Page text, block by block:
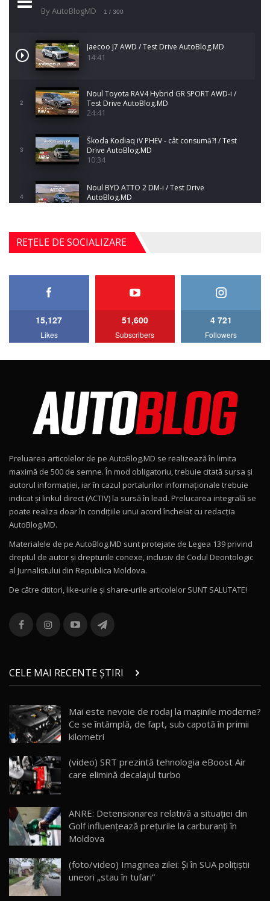
By AutoBlogMD 1 / 300
Jaecoo J7 AWD / Test Drive AutoBlog.MD
14:41
2
Noul Toyota RAV4 Hybrid GR SPORT AWD-i /
Test Drive AutoBlog.MD
24:41
3
Škoda Kodiaq iV PHEV - cât consumă?! / Test
Drive AutoBlog.MD
10:34
4
Noul BYD ATTO 2 DM-i / Test Drive
AutoBlog.MD
17:35
5
Noul Mercedes-Benz S-Class facelift (S 580
4MATIC V223) / Test Drive AutoBlog.MD
27:33
AutoBlog.MD
15:08
Noul Geely EX2 / Test Drive AutoBlog.MD
15:22
Mercedes-AMG E 53 HYBRID 4MATIC+ / Test
Drive AutoBlog.MD
16:27
11
Noul Volvo ES90 / Test Drive AutoBlog.MD
12
Noul MG HS / Test Drive AutoBlog.MD
16:48
13
combină aventura cu luxul / AutoBlog.MD
36:08
chinez care face lumea să se întoarcă după el
/ AutoBlog.MD
17:27
15 14:37
16
AutoBlogMD
13:10
17 20:06
Va fi modelul nr.1 BYD în Moldova? BYD Seal U
30:08
REȚELE DE SOCIALIZARE
15,127
Likes
51,600
Subscribers
4 721
Followers
Preluarea articolelor de pe AutoBlog.MD se realizează în limita
maximă de 500 de semne. În mod obligatoriu, trebuie citată sursa și
autorul informației, iar în cazul portalurilor informaționale trebuie
indicat și linkul direct (ACTIV) la sursă în lead. Prelucarea integrală se
poate realiza doar în condițiile unui acord încheiat cu redacţia
AutoBlog.MD.
Materialele de pe AutoBlog.MD sunt protejate de Legea 139 privind
dreptul de autor și drepturile conexe, inclusiv de Codul Deontologic
al Jurnalistului din Republica Moldova.
De către cititori, like-urile şi share-urile articolelor SUNT SALUTATE!
CELE MAI RECENTE ȘTIRI
Mai este nevoie de rodaj la mașinile moderne?
Ce se întâmplă, de fapt, sub capotă în primii
kilometri
(video) SRT prezintă tehnologia eBoost Air
care elimină decalajul turbo
ANRE: Detensionarea relativă a situației din
Golf influențează prețurile la carburanți în
Moldova
(foto/video) Imaginea zilei: Și în SUA polițiștii
uneori „stau în tufari”